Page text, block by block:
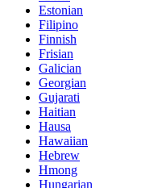
Estonian
Filipino
Finnish
Frisian
Galician
Georgian
Gujarati
Haitian
Hausa
Hawaiian
Hebrew
Hmong
Hungarian